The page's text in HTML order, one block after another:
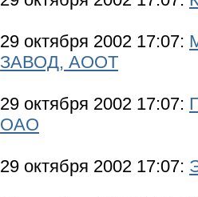
29 октября 2002 17:07:
ЗАВОД, АООТ
29 октября 2002 17:07:
ОАО
29 октября 2002 17:07: